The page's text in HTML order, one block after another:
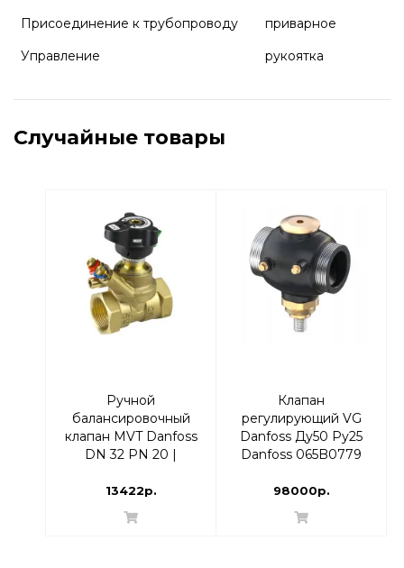
Присоединение к трубопроводу
приварное
Управление
рукоятка
Случайные товары
Ручной
балансировочный
клапан MVT Danfoss
DN 32 PN 20 |
13422р.
Клапан
регулирующий VG
Danfoss Ду50 Ру25
Danfoss 065B0779
98000р.